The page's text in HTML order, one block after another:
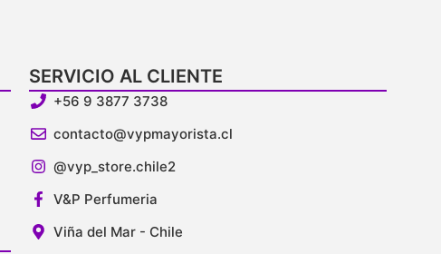
SERVICIO AL CLIENTE
+56 9 3877 3738
contacto@vypmayorista.cl
@vyp_store.chile2
V&P Perfumeria
Viña del Mar - Chile